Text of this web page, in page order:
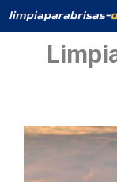
Saltar
al
contenido